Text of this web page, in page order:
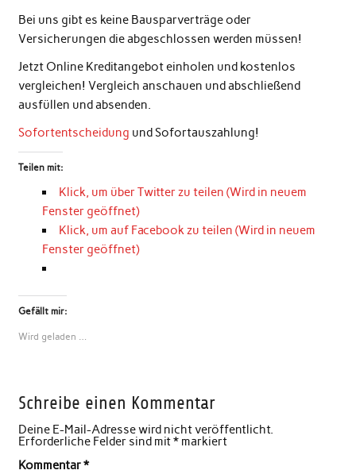
Bei uns gibt es keine Bausparverträge oder
Versicherungen die abgeschlossen werden müssen!
Jetzt Online Kreditangebot einholen und kostenlos
vergleichen! Vergleich anschauen und abschließend
ausfüllen und absenden.
Sofortentscheidung und Sofortauszahlung!
Teilen mit:
Klick, um über Twitter zu teilen (Wird in neuem
Fenster geöffnet)
Klick, um auf Facebook zu teilen (Wird in neuem
Fenster geöffnet)
Gefällt mir:
Wird geladen …
Schreibe einen Kommentar
Deine E-Mail-Adresse wird nicht veröffentlicht.
Erforderliche Felder sind mit*markiert
Kommentar*